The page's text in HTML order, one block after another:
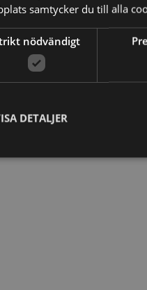
nedan.
samtycker du till alla
nödvändigt
DETALJER